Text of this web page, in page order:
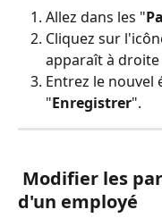
Allez dans les "
Cliquez sur
apparaît à
Entrez le nouvel
"Enregistrer".
d'un employé